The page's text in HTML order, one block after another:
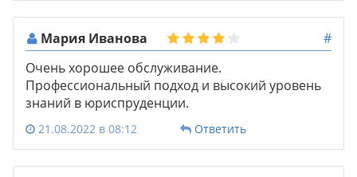
Мария Иванова
#
Очень хорошее обслуживание.
Профессиональный подход и высокий уровень
знаний в юриспруденции.
21.08.2022 в 08:12 Ответить